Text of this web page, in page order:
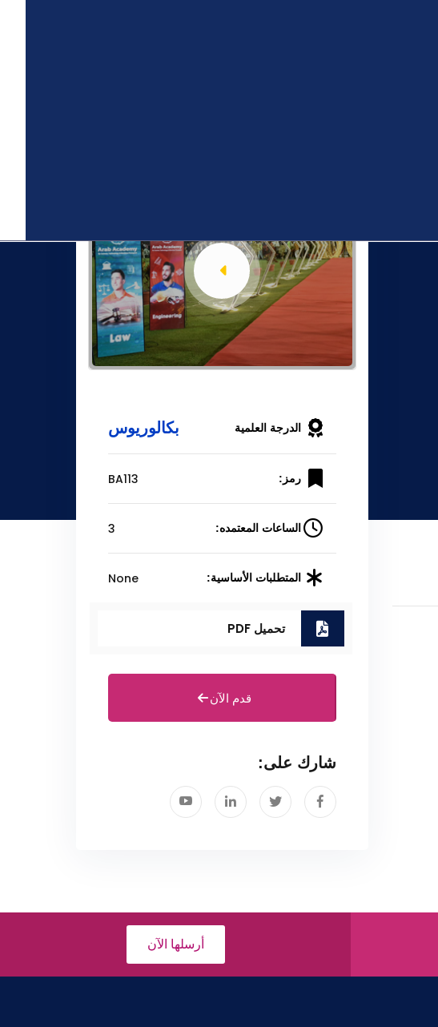
الدرجة العلمية بكالوريوس
رمز: BA113
الساعات المعتمده: 3
المتطلبات الأساسية: None
تحميل PDF
قدم الآن
شارك على:
أرسلها الآن